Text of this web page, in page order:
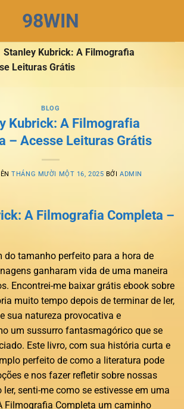
98WIN
Stanley Kubrick: A Filmografia
Leituras Grátis
BLOG
Kubrick: A Filmografia
– Acesse Leituras Grátis
THÁNG MƯỜI MỘT 16, 2025 BỞIADMIN
A Filmografia Completa –
do tamanho perfeito para a hora de
ganharam vida de uma maneira
Encontrei-me baixar grátis ebook sobre
muito tempo depois de terminar de ler,
sua natureza provocativa e
um sussurro fantasmagórico que se
Este livro, com sua história curta e
perfeito de como a literatura pode
e nos fazer refletir sobre nossas
senti-me como se estivesse em uma
Filmografia Completa um caminho